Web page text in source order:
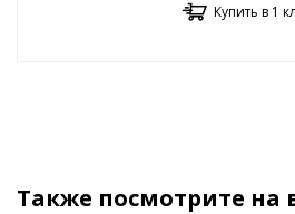
Купить в 1
Также посмотрите на